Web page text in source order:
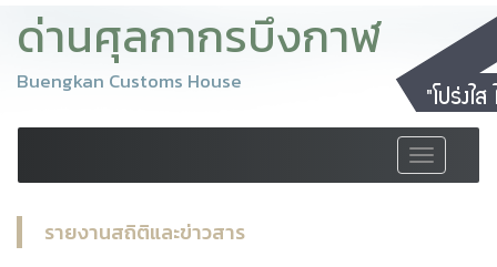
ด่านศุลกากรบึงกาฬ
Buengkan Customs House
Toggle
navigation
รายงานสถิติและข่าวสาร